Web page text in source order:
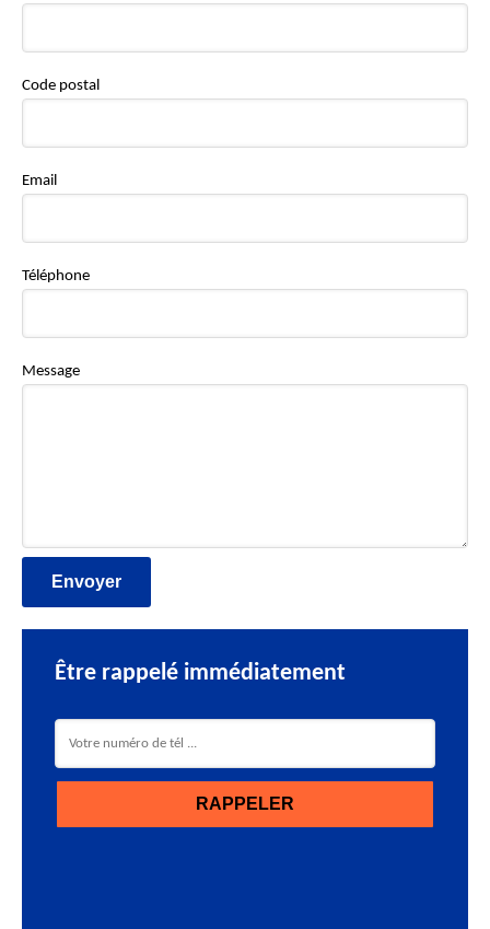
Code postal
Email
Téléphone
Message
Être rappelé immédiatement